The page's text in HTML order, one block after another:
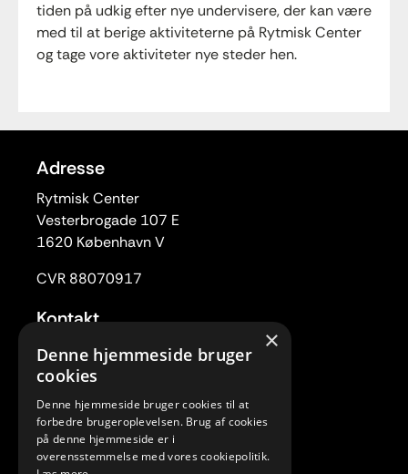
tiden på udkig efter nye undervisere, der kan være
med til at berige aktiviteterne på Rytmisk Center
og tage vore aktiviteter nye steder hen.
Adresse
Rytmisk Center
Vesterbrogade 107 E
1620 København V
CVR 88070917
Kontakt
Tlf. 33 22 59 84
Mail:rc@rytmiskcenter.dk
Kontorets åbningstider
Mandag-torsdag kl. 10.00-15.00
Fredag lukket
×
Denne hjemmeside bruger
cookies
Denne hjemmeside bruger cookies til at
forbedre brugeroplevelsen. Brug af cookies
på denne hjemmeside er i
overensstemmelse med vores cookiepolitik.